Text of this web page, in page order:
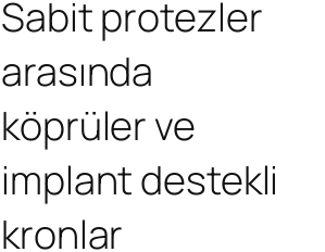
Sabit protezler
arasında
köprüler ve
implant destekli
kronlar